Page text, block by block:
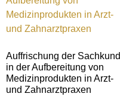
Auffrischung der
in der Aufbereitung von
Medizinprodukten in Arzt-
und Zahnarztpraxen